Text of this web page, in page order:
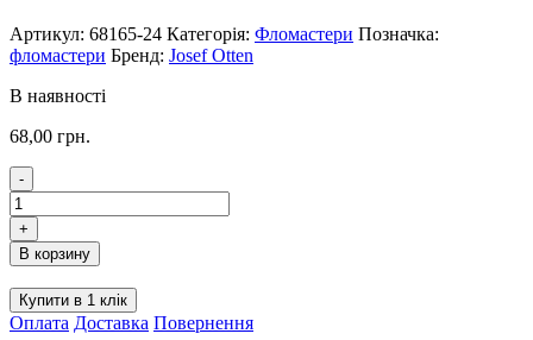
Артикул: 68165-24 Категорія: Фломастери Позначка:
фломастери Бренд: Josef Otten
В наявності
68,00 грн.
-
Фломастери
Josef
Otten
Песик
24
кольори
68165-
+
В корзину
Купити в 1 клік
Оплата Доставка Повернення